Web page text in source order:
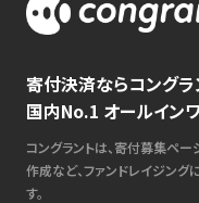
寄付決済ならコングラ
国内No.1 オールイン
コングラントは、寄付募集ペ
作成など、ファンドレイジン
す。